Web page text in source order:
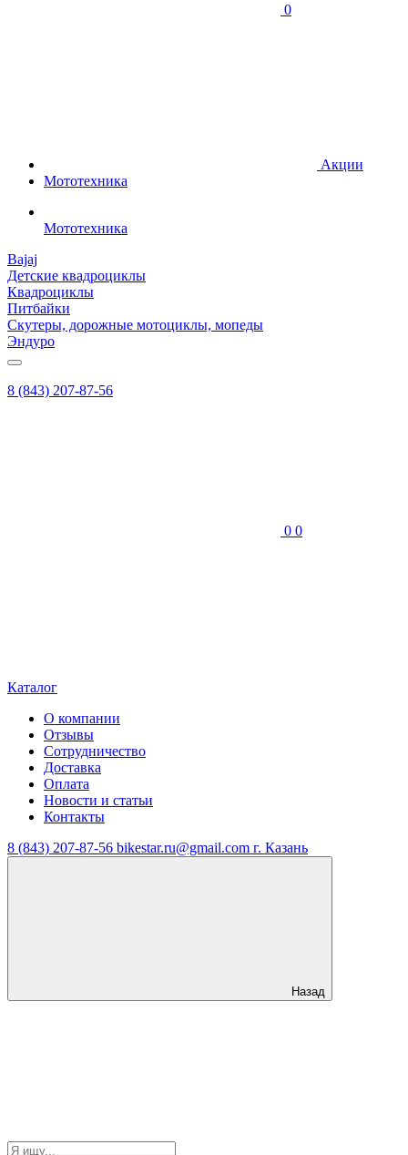
0
Акции
Мототехника
Мототехника
Bajaj
Детские квадроциклы
Квадроциклы
Питбайки
Скутеры, дорожные мотоциклы, мопеды
Эндуро
8 (843) 207-87-56
0 0
Каталог
О компании
Отзывы
Сотрудничество
Доставка
Оплата
Новости и статьи
Контакты
8 (843) 207-87-56 bikestar.ru@gmail.com г. Казань
Назад